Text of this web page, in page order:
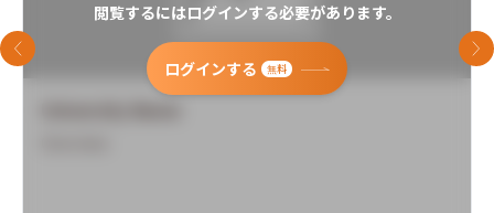
閲覧するにはログインする必要があります。
ログインする 無料
前のスライド 次